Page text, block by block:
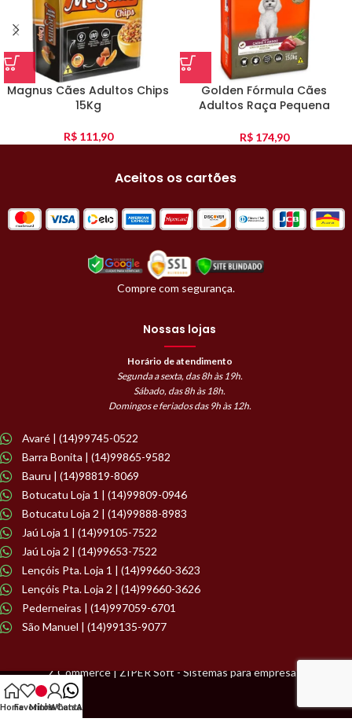
Magnus Cães Adultos Chips
15Kg
R$111,90
Golden Fórmula Cães
Adultos Raça Pequena
R$174,90
Aceitos os cartões
Compre com segurança.
Nossas lojas
Horário de atendimento
Segunda a sexta, das 8h às 19h.
Sábado, das 8h às 18h.
Domingos e feriados das 9h às 12h.
Avaré | (14)99745-0522
Barra Bonita | (14)99865-9582
Bauru | (14)98819-8069
Botucatu Loja 1 | (14)99809-0946
Botucatu Loja 2 | (14)99888-8983
Jaú Loja 1 | (14)99105-7522
Jaú Loja 2 | (14)99653-7522
Lençóis Pta. Loja 1 | (14)99660-3623
Lençóis Pta. Loja 2 | (14)99660-3626
Pederneiras | (14)997059-6701
São Manuel | (14)99135-9077
Z Commerce | ZIPER Soft - Sistemas para empresas.
HomeFavoritos
Minha Conta
WhatsApp